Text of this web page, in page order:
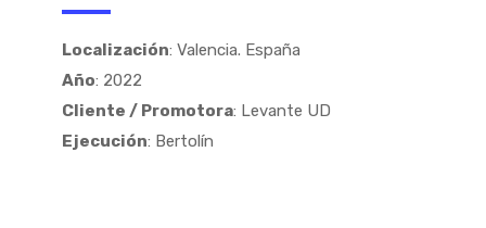
Localización: Valencia. España
Año: 2022
Cliente / Promotora: Levante UD
Ejecución: Bertolín